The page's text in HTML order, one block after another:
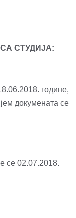
СТУДИЈА:
године,
докумената се
се 02.07.2018.